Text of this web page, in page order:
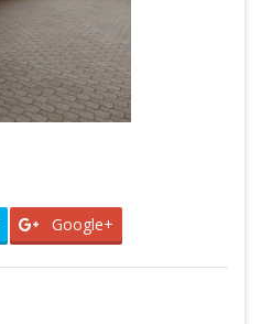
Google+